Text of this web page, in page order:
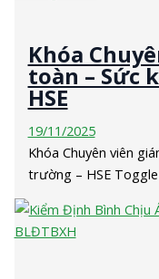
Khóa
toàn – Sức
HSE
19/11/2025
Khóa Chuyên viên
trường – HSE